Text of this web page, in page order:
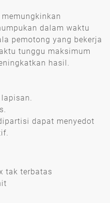
dalam waktu
pemotong yang bekerja
tunggu maksimum
hasil.
dapat menyedot
tak terbatas